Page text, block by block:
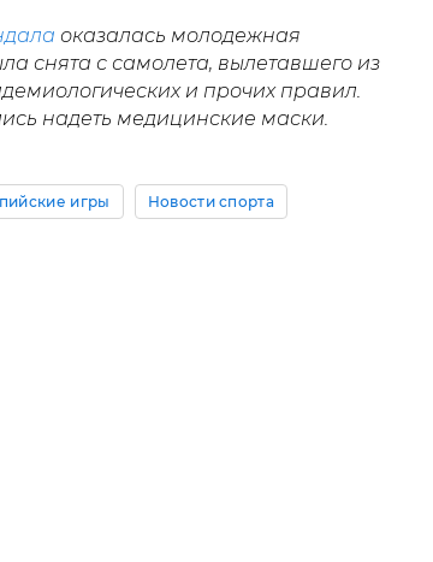
оказалась молодежная
снята с самолета, вылетавшего из
и прочих правил.
надеть медицинские маски.
игры Новости спорта